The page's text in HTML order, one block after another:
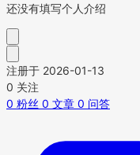
还没有填写个人介绍
注册于 2026-01-13
0 关注
0 粉丝 0 文章 0 问答